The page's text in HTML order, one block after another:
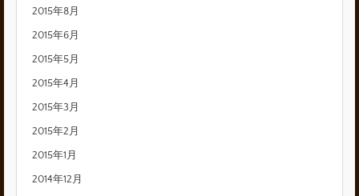
2015年8月
2015年6月
2015年5月
2015年4月
2015年3月
2015年2月
2015年1月
2014年12月